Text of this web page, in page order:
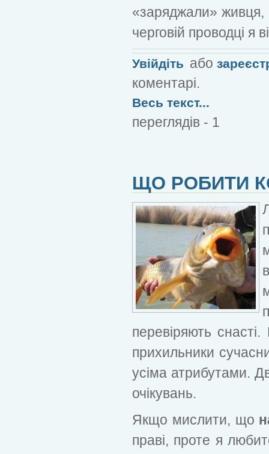
«заряджали» живця,
черговій проводці я
Увійдіть або
коментарі.
Весь текст...
переглядів - 1
ЩО РОБИТИ
перевіряють
прихильники
усіма атрибутами.
очікувань.
Якщо мислити, що
праві, проте я